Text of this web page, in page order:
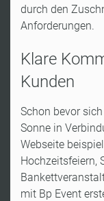
durch den
Anforderungen.
Klare
Kunden
Schon bevor
Sonne in
Webseite
Hochzeitsfeiern,
mit Bp Event